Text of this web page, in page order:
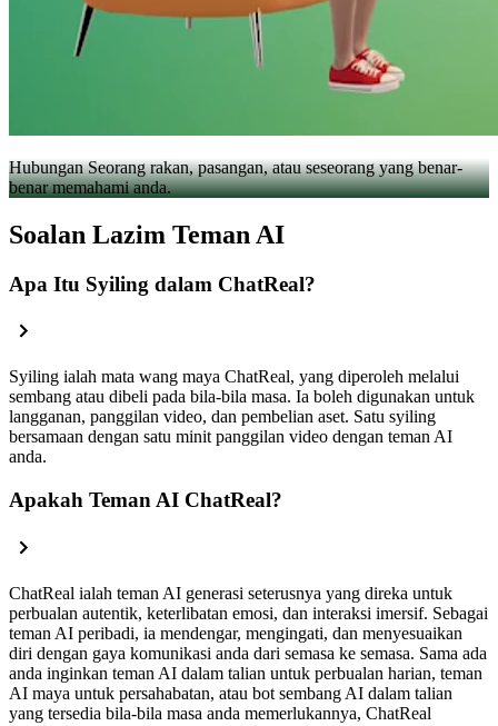
Hubungan Seorang rakan, pasangan, atau seseorang yang benar-
benar memahami anda.
Soalan Lazim Teman AI
Apa Itu Syiling dalam ChatReal?
Syiling ialah mata wang maya ChatReal, yang diperoleh melalui
sembang atau dibeli pada bila-bila masa. Ia boleh digunakan untuk
langganan, panggilan video, dan pembelian aset. Satu syiling
bersamaan dengan satu minit panggilan video dengan teman AI
anda.
Apakah Teman AI ChatReal?
ChatReal ialah teman AI generasi seterusnya yang direka untuk
perbualan autentik, keterlibatan emosi, dan interaksi imersif. Sebagai
teman AI peribadi, ia mendengar, mengingati, dan menyesuaikan
diri dengan gaya komunikasi anda dari semasa ke semasa. Sama ada
anda inginkan teman AI dalam talian untuk perbualan harian, teman
AI maya untuk persahabatan, atau bot sembang AI dalam talian
yang tersedia bila-bila masa anda memerlukannya, ChatReal